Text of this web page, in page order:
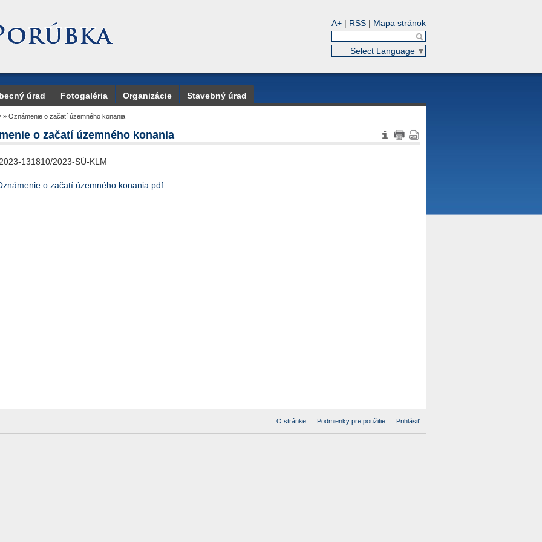
A+ | RSS | Mapa stránok
Select Language ▼
úrad Fotogaléria Organizácie Stavebný úrad
» Oznámenie o začatí územného konania
o začatí územného konania
131810/2023-SÚ-KLM
o začatí územného konania.pdf
O stránke Podmienky pre použitie Prihlásiť